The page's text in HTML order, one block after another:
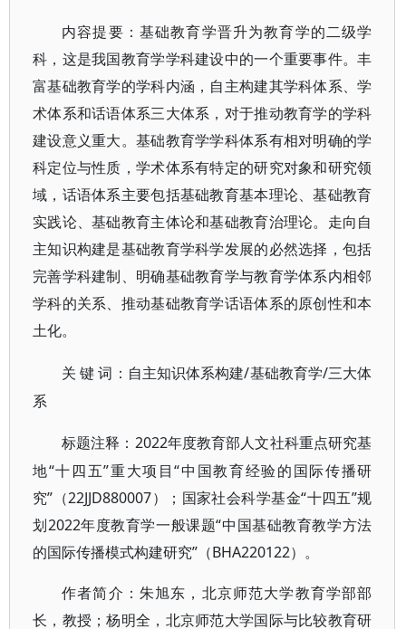
内容提要：基础教育学晋升为教育学的二级学
科，这是我国教育学学科建设中的一个重要事件。丰
富基础教育学的学科内涵，自主构建其学科体系、学
术体系和话语体系三大体系，对于推动教育学的学科
建设意义重大。基础教育学学科体系有相对明确的学
科定位与性质，学术体系有特定的研究对象和研究领
域，话语体系主要包括基础教育基本理论、基础教育
实践论、基础教育主体论和基础教育治理论。走向自
主知识构建是基础教育学科学发展的必然选择，包括
完善学科建制、明确基础教育学与教育学体系内相邻
学科的关系、推动基础教育学话语体系的原创性和本
土化。
关 键 词：自主知识体系构建/基础教育学/三大体
系
标题注释： 2022年度教育部人文社科重点研究基
地“十四五”重大项目“中国教育经验的国际传播研
究”（22JJD880007）；国家社会科学基金“十四五”规
划2022年度教育学一般课题“中国基础教育教学方法
的国际传播模式构建研究”（BHA220122）。
作者简介：朱旭东，北京师范大学教育学部部
长，教授；杨明全，北京师范大学国际与比较教育研